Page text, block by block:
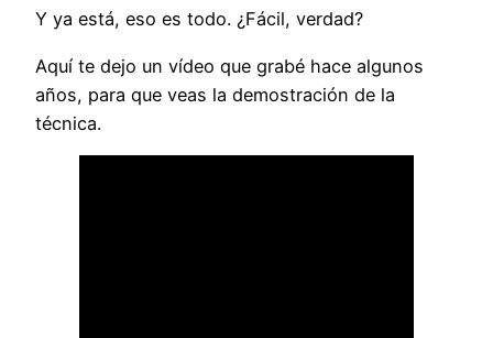
Y ya está, eso es todo. ¿Fácil, verdad?
Aquí te dejo un vídeo que grabé hace algunos
años, para que veas la demostración de la
técnica.